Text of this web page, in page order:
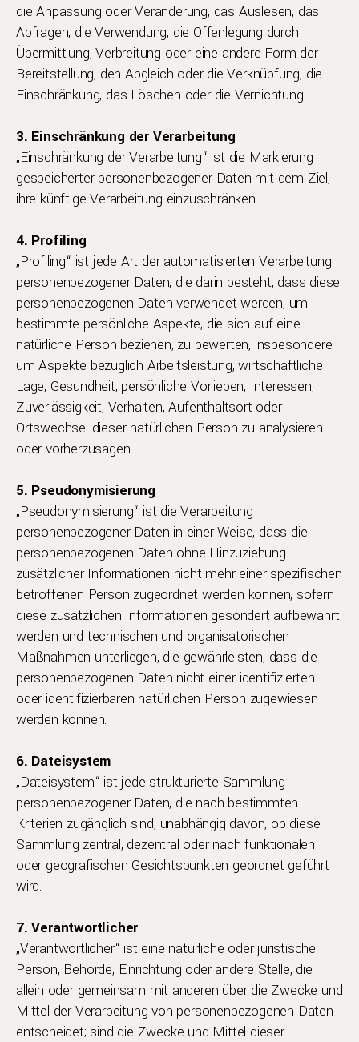
die Anpassung oder Veränderung, das Auslesen, das
Abfragen, die Verwendung, die Offenlegung durch
Übermittlung, Verbreitung oder eine andere Form der
Bereitstellung, den Abgleich oder die Verknüpfung, die
Einschränkung, das Löschen oder die Vernichtung.
3. Einschränkung der Verarbeitung
„Einschränkung der Verarbeitung“ ist die Markierung
gespeicherter personenbezogener Daten mit dem Ziel,
ihre künftige Verarbeitung einzuschränken.
4. Profiling
„Profiling“ ist jede Art der automatisierten Verarbeitung
personenbezogener Daten, die darin besteht, dass diese
personenbezogenen Daten verwendet werden, um
bestimmte persönliche Aspekte, die sich auf eine
natürliche Person beziehen, zu bewerten, insbesondere
um Aspekte bezüglich Arbeitsleistung, wirtschaftliche
Lage, Gesundheit, persönliche Vorlieben, Interessen,
Zuverlässigkeit, Verhalten, Aufenthaltsort oder
Ortswechsel dieser natürlichen Person zu analysieren
oder vorherzusagen.
5. Pseudonymisierung
„Pseudonymisierung“ ist die Verarbeitung
personenbezogener Daten in einer Weise, dass die
personenbezogenen Daten ohne Hinzuziehung
zusätzlicher Informationen nicht mehr einer spezifischen
betroffenen Person zugeordnet werden können, sofern
diese zusätzlichen Informationen gesondert aufbewahrt
werden und technischen und organisatorischen
Maßnahmen unterliegen, die gewährleisten, dass die
personenbezogenen Daten nicht einer identifizierten
oder identifizierbaren natürlichen Person zugewiesen
werden können.
6. Dateisystem
„Dateisystem“ ist jede strukturierte Sammlung
personenbezogener Daten, die nach bestimmten
Kriterien zugänglich sind, unabhängig davon, ob diese
Sammlung zentral, dezentral oder nach funktionalen
oder geografischen Gesichtspunkten geordnet geführt
wird.
7. Verantwortlicher
„Verantwortlicher“ ist eine natürliche oder juristische
Person, Behörde, Einrichtung oder andere Stelle, die
allein oder gemeinsam mit anderen über die Zwecke und
Mittel der Verarbeitung von personenbezogenen Daten
entscheidet; sind die Zwecke und Mittel dieser